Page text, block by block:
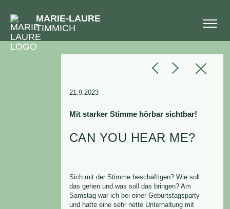
MARIE-LAURE
TIMMICH
Vorherige
Nächste
21.9.2023
Mit starker Stimme hörbar sichtbar!
CAN YOU HEAR ME?
Sich mit der Stimme beschäftigen? Wie soll
das gehen und was soll das bringen? Am
Samstag war ich bei einer Geburtstagsparty
und hatte eine sehr nette Unterhaltung mit